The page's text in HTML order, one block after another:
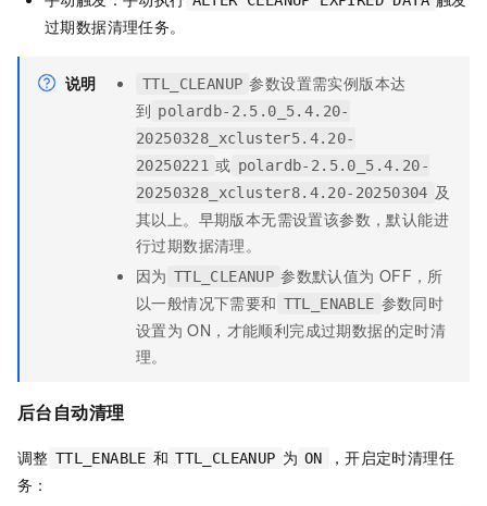
过期数据清理任务。
说明 TTL_CLEANUP 参数设置需实例版本达
到 polardb-2.5.0_5.4.20-
20250328_xcluster5.4.20-
20250221 或 polardb-2.5.0_5.4.20-
20250328_xcluster8.4.20-20250304 及
其以上。早期版本无需设置该参数，默认能进
行过期数据清理。
因为 TTL_CLEANUP 参数默认值为 OFF，所
以一般情况下需要和 TTL_ENABLE 参数同时
设置为 ON，才能顺利完成过期数据的定时清
理。
后台自动清理
调整 TTL_ENABLE 和 TTL_CLEANUP 为 ON
，开启定时清理任
务：